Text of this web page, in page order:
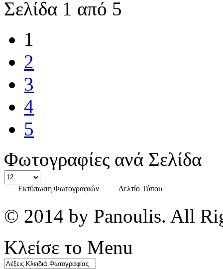
Σελίδα 1 από 5
1
2
3
4
5
Φωτογραφίες ανά Σελίδα
Εκτύπωση Φωτογραφιών Δελτίο Τύπου
© 2014 by Panoulis. All
Κλείσε το Menu